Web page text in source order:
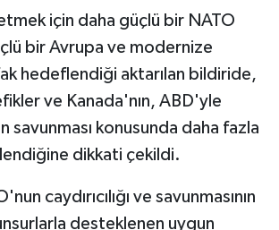
için daha güçlü bir NATO
bir Avrupa ve modernize
hedeflendiği aktarılan bildiride,
ve Kanada'nın, ABD'yle
savunması konusunda daha fazla
dikkati çekildi.
caydırıcılığı ve savunmasının
desteklenen uygun